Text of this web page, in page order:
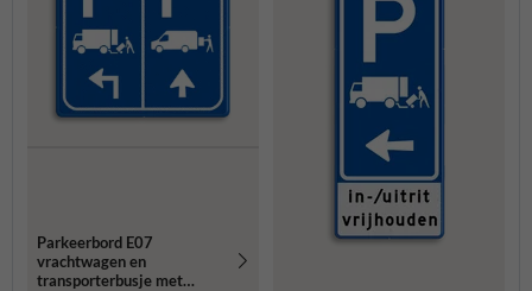
Parkeerbord E07
vrachtwagen en
transporterbusje met